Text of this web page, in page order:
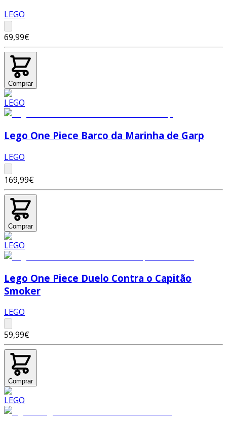
LEGO
69,99€
Comprar
Lego One Piece Barco da Marinha de Garp
LEGO
169,99€
Comprar
Lego One Piece Duelo Contra o Capitão
Smoker
LEGO
59,99€
Comprar